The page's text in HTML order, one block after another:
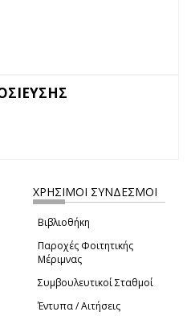
ΧΡΗΣΙΜΟΙ ΣΥΝΔΕΣΜΟΙ
Βιβλιοθήκη
Παροχές Φοιτητικής
Μέριμνας
Συμβουλευτικοί Σταθμοί
Έντυπα / Αιτήσεις